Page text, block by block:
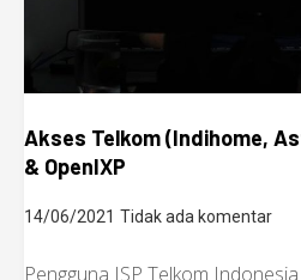
Akses Telkom (Indihome,
& OpenIXP
14/06/2021 Tidak ada komentar
Pengguna ISP Telkom